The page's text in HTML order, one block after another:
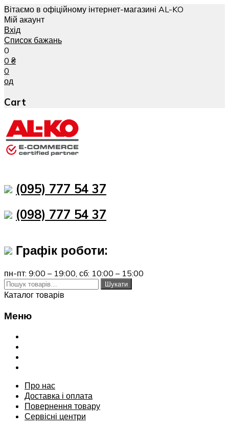
Вітаємо в офіційному інтернет-магазині AL-KO
Мій акаунт
Вхід
Список бажань
0
0 ₴
0
од
Cart
(095) 777 54 37
(098) 777 54 37
Графік роботи:
пн-пт: 9:00 – 19:00, сб: 10:00 – 15:00
Шукати:
Шукати
Каталог товарів
Меню
Переглянути
Про нас
Доставка і оплата
Повернення товару
Сервісні центри